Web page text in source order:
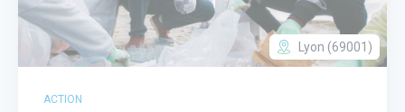
Lyon (69001)
ACTION